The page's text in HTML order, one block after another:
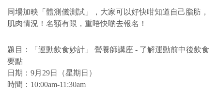
同場加映「體測儀測試」，大家可以好快咁知道自己脂肪，
肌肉情況！名額有限，重唔快啲去報名！
題目：「運動飲食妙計」 營養師講座 - 了解運動前中後飲食
要點
日期：9月29日（星期日）
時間：10:00am-11:30am